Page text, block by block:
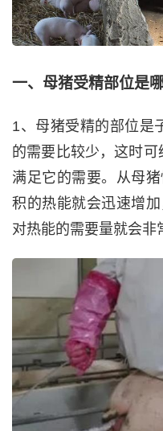
一、母猪受精部位是
1、母猪受精的部位是
的需要比较少，这时
满足它的需要。从母
积的热能就会迅速增
对热能的需要量就会非